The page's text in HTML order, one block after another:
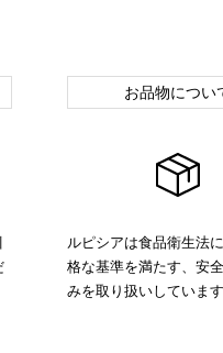
お品物につい
ルピシアは食品衛生法
格な基準を満たす、安
みを取り扱いしています